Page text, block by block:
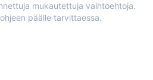
mukautettuja vaihtoehtoja.
päälle tarvittaessa.